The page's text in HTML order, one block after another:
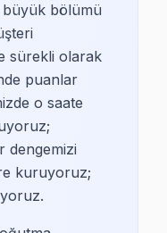
işlevselliğe önem
genellikle bütçeye
genellikle orta
büyük bölümü
sürekli olarak
puanlar
o saate
dengemizi
kuruyoruz;